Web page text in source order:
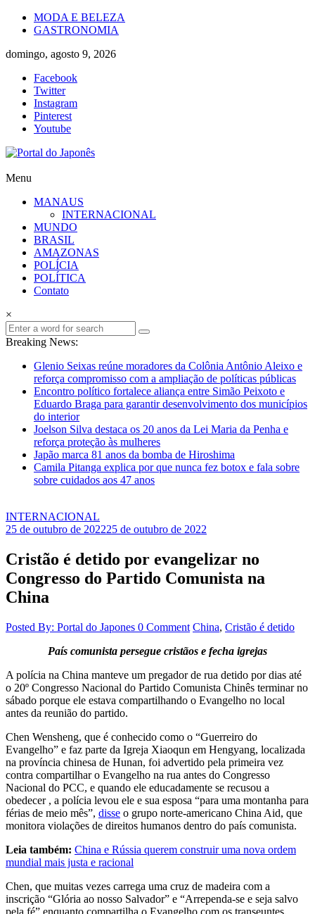
Skip
MODA E BELEZA
GASTRONOMIA
domingo, agosto 9, 2026
Facebook
Twitter
Instagram
Pinterest
Youtube
Portal
Japonês
Japão
mais
perto
Menu
MANAUS
INTERNACIONAL
MUNDO
BRASIL
AMAZONAS
POLÍCIA
POLÍTICA
Contato
×
Breaking News:
Glenio Seixas reúne moradores da Colônia Antônio Aleixo e
reforça compromisso com a ampliação de políticas públicas
Encontro político fortalece aliança entre Simão Peixoto e
Eduardo Braga para garantir desenvolvimento dos municípios
do interior
Joelson Silva destaca os 20 anos da Lei Maria da Penha e
reforça proteção às mulheres
Japão marca 81 anos da bomba de Hiroshima
Camila Pitanga explica por que nunca fez botox e fala sobre
sobre cuidados aos 47 anos
INTERNACIONAL
25 de outubro de 202225 de outubro de 2022
Cristão é detido por evangelizar no
Congresso do Partido Comunista na
China
Posted By: Portal do Japones 0 Comment China, Cristão é detido
País comunista persegue cristãos e fecha igrejas
A polícia na China manteve um pregador de rua detido por dias até
o 20º Congresso Nacional do Partido Comunista Chinês terminar no
sábado porque ele estava compartilhando o Evangelho no local
antes da reunião do partido.
Chen Wensheng, que é conhecido como o “Guerreiro do
Evangelho” e faz parte da Igreja Xiaoqun em Hengyang, localizada
na província chinesa de Hunan, foi advertido pela primeira vez
contra compartilhar o Evangelho na rua antes do Congresso
Nacional do PCC, e quando ele educadamente se recusou a
obedecer , a polícia levou ele e sua esposa “para uma montanha para
férias de meio mês”, disse o grupo norte-americano China Aid, que
monitora violações de direitos humanos dentro do país comunista.
Leia também: China e Rússia querem construir uma nova ordem
mundial mais justa e racional
Chen, que muitas vezes carrega uma cruz de madeira com a
inscrição “Glória ao nosso Salvador” e “Arrependa-se e seja salvo
pela fé” enquanto compartilha o Evangelho com os transeuntes,